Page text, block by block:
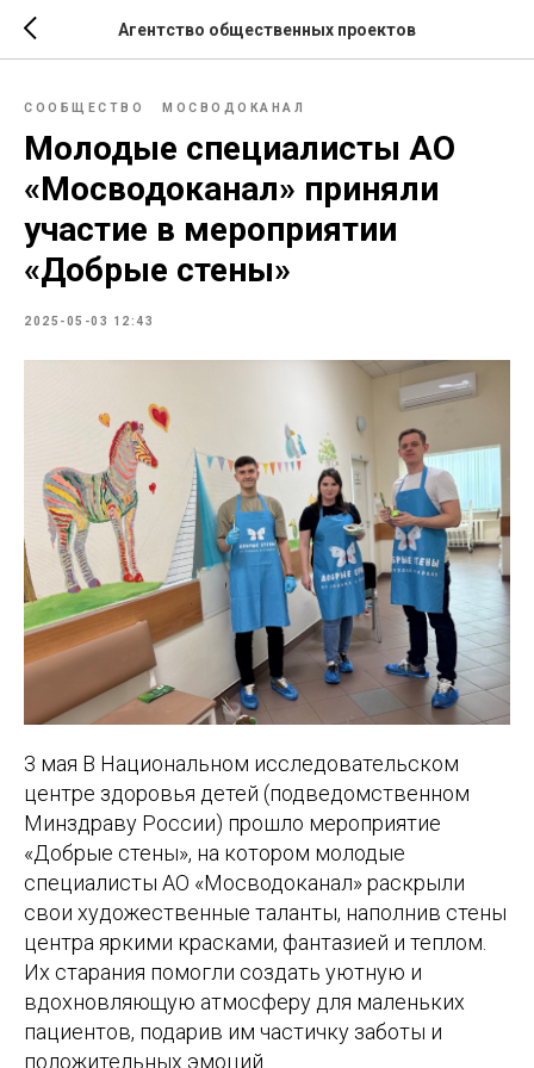
Агентство общественных проектов
СООБЩЕСТВО МОСВОДОКАНАЛ
Молодые специалисты АО
«Мосводоканал» приняли
участие в мероприятии
«Добрые стены»
2025-05-03 12:43
3 мая В Национальном исследовательском
центре здоровья детей (подведомственном
Минздраву России) прошло мероприятие
«Добрые стены», на котором молодые
специалисты АО «Мосводоканал» раскрыли
свои художественные таланты, наполнив стены
центра яркими красками, фантазией и теплом.
Их старания помогли создать уютную и
вдохновляющую атмосферу для маленьких
пациентов, подарив им частичку заботы и
положительных эмоций.